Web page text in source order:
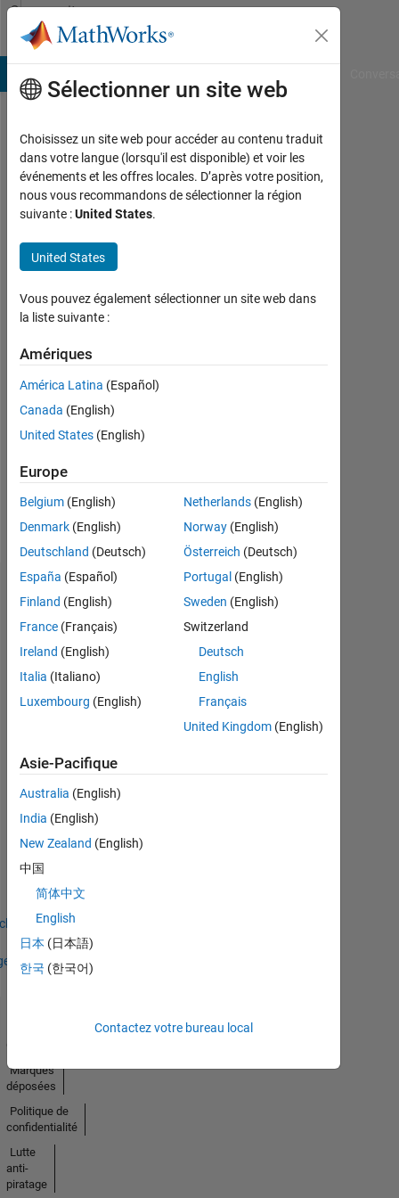
Passer au contenu
Community
Profile
codeconstructo
Last
seen:
plus
d'un
an il
|
Actif
2023
Followers:
0
codeconstructo's
Badges
MATLAB
AnswersTout
Thankful Level 1
27 Jan 2023
Sélectionner un site web
Choisissez un site web pour accéder au contenu traduit
dans votre langue (lorsqu'il est disponible) et voir les
événements et les offres locales. D’après votre position,
nous vous recommandons de sélectionner la région
suivante :United States.
United States
Vous pouvez également sélectionner un site web dans
la liste suivante :
Amériques
América Latina (Español)
Canada (English)
United States (English)
Europe
Belgium (English)
Denmark (English)
Deutschland (Deutsch)
España (Español)
Finland (English)
France (Français)
Ireland (English)
Italia (Italiano)
Luxembourg (English)
Netherlands(English)
Norway(English)
Österreich (Deutsch)
Portugal (English)
Sweden (English)
Switzerland
Deutsch
English
Français
United Kingdom(English)
Asie-Pacifique
Australia (English)
India (English)
New Zealand (English)
中国
简体中文
English
日本 (日本語)
한국 (한국어)
Contactez votre bureau local
Marques
déposées
Politique de
confidentialité
Lutte
anti-
piratage